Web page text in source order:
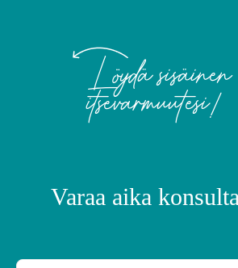
Varaa aika
Löydä sisäinen
itsevarmuutesi!